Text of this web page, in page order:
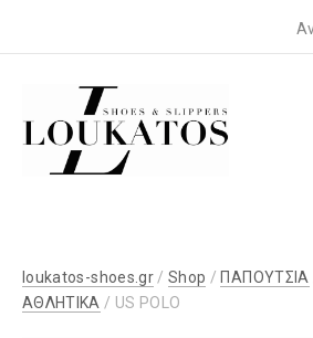
loukatos-
shoes.gr
loukatos-shoes.gr/Shop / ΠΑΠΟΥΤΣΙΑ
ΑΘΛΗΤΙΚΑ / US POLO